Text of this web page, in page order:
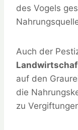
des Vogels
Auch der
auf den
die
zu